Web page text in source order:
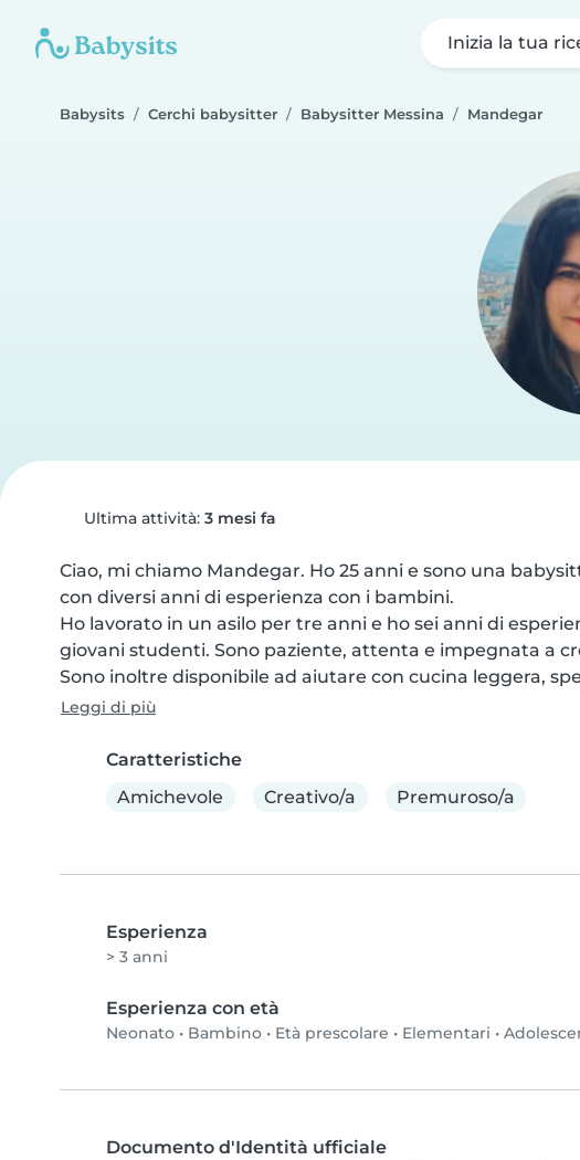
Inizia la tua
Babysits Cerchi babysitter Babysitter Messina Mandegar
Ultima attività: 3 mesi fa
Ciao, mi chiamo Mandegar. Ho 25 anni e sono una
con diversi anni di esperienza con i bambini.
Ho lavorato in un asilo per tre anni e ho sei anni di
giovani studenti. Sono paziente, attenta e impegnata a
Sono inoltre disponibile ad aiutare con cucina leggera,
Leggi di più
Caratteristiche
Amichevole
Creativo/a Premuroso/a
Esperienza
> 3 anni
Esperienza con età
Neonato • Bambino • Età prescolare • Elementari •
Documento d'Identità ufficiale